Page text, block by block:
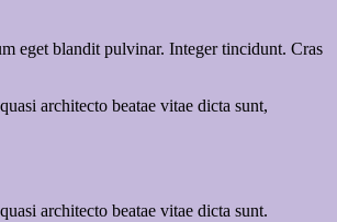
eget blandit pulvinar. Integer tincidunt. Cras
architecto beatae vitae dicta sunt,
architecto beatae vitae dicta sunt.